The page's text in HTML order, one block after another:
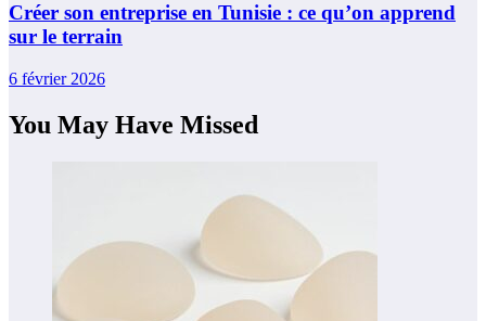
Créer son entreprise en Tunisie : ce qu’on apprend
sur le terrain
6 février 2026
You May Have Missed